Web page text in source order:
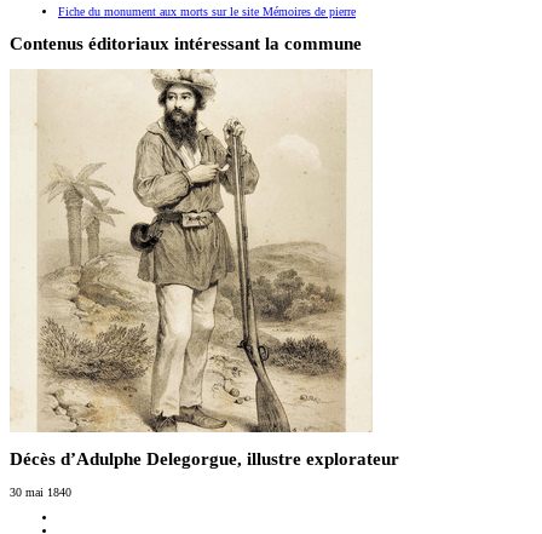
Fiche du monument aux morts sur le site Mémoires de pierre
Contenus éditoriaux intéressant la commune
Décès d’Adulphe Delegorgue, illustre explorateur
30 mai 1840